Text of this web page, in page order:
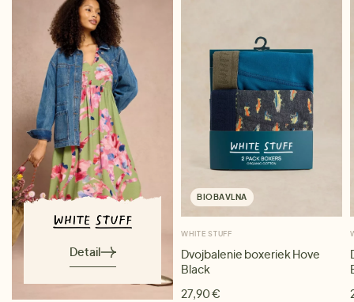
Detail
BIOBAVLNA
WHITE STUFF
Dvojbalenie boxeriek Hove
Black
27,90 €